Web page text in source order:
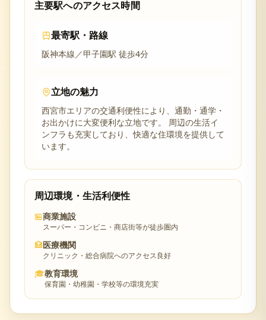
主要駅へのアクセス時間
最寄駅・路線
阪神本線／甲子園駅 徒歩4分
立地の魅力
西宮市エリアの交通利便性により、通勤・通学・
お出かけに大変便利な立地です。 周辺の生活イ
ンフラも充実しており、快適な住環境を提供して
います。
周辺環境・生活利便性
🏪商業施設
スーパー・コンビニ・商店街等が徒歩圏内
🏥医療機関
クリニック・総合病院へのアクセス良好
🎓教育環境
保育園・幼稚園・学校等の環境充実